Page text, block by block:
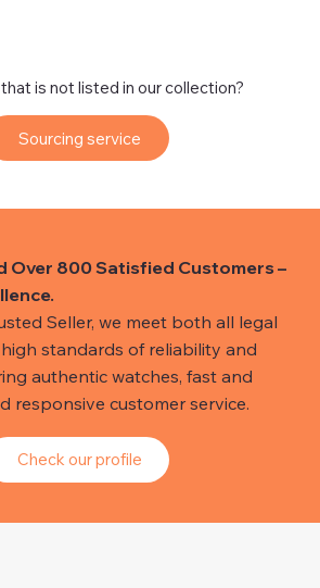
is not listed in our collection?
Sourcing service
Over 800 Satisfied Customers –
Seller, we meet both all legal
standards of reliability and
authentic watches, fast and
responsive customer service.
Check our profile